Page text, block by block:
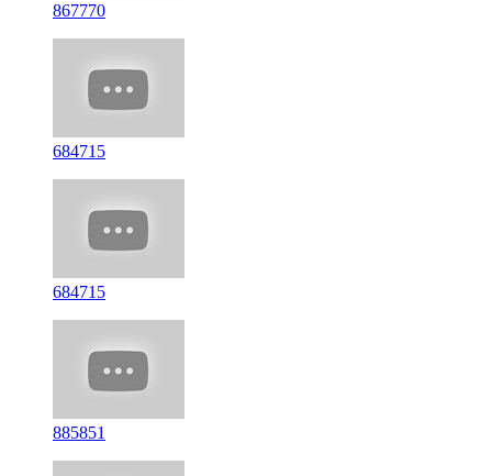
867770
684715
684715
885851